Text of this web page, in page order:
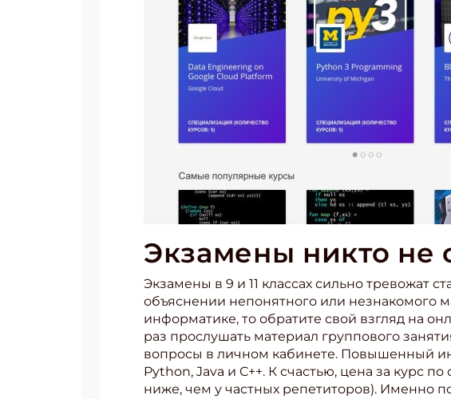
Экзамены никто не
Экзамены в 9 и 11 классах сильно тревожат
объяснении непонятного или незнакомого
информатике, то обратите свой взгляд на
раз прослушать материал группового
вопросы в личном кабинете. Повышенный
Python, Java и C++. К счастью, цена за курс
ниже, чем у частных репетиторов). Именно